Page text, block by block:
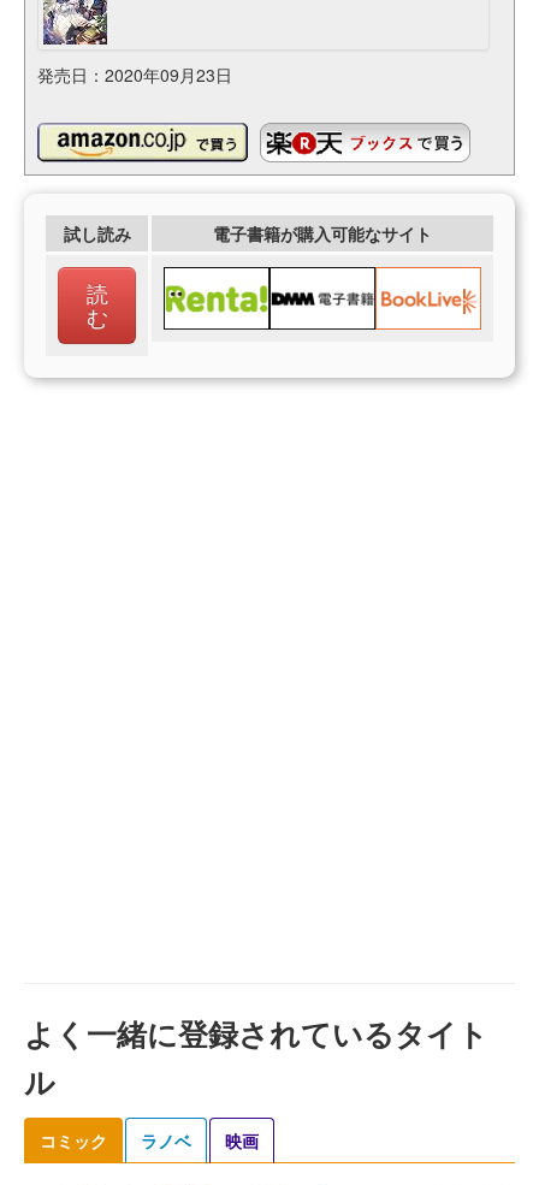
発売日：2020年09月23日
試し読み 電子書籍が購入可能なサイト
読
む
よく一緒に登録されているタイト
ル
コミック ラノベ 映画